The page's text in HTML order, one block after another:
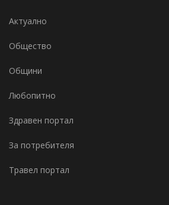
Актуално
Общество
Общини
Любопитно
Здравен портал
За потребителя
Травел портал